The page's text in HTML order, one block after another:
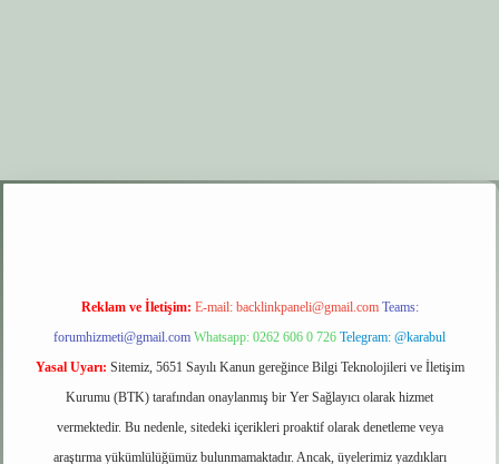
elexbet giriş
Reklam ve İletişim: E-mail: backlinkpaneli@gmail.com Teams:
forumhizmeti@gmail.com Whatsapp: 0262 606 0 726 Telegram: @karabul
Yasal Uyarı: Sitemiz, 5651 Sayılı Kanun gereğince Bilgi Teknolojileri ve İletişim
Kurumu (BTK) tarafından onaylanmış bir Yer Sağlayıcı olarak hizmet
vermektedir. Bu nedenle, sitedeki içerikleri proaktif olarak denetleme veya
araştırma yükümlülüğümüz bulunmamaktadır. Ancak, üyelerimiz yazdıkları